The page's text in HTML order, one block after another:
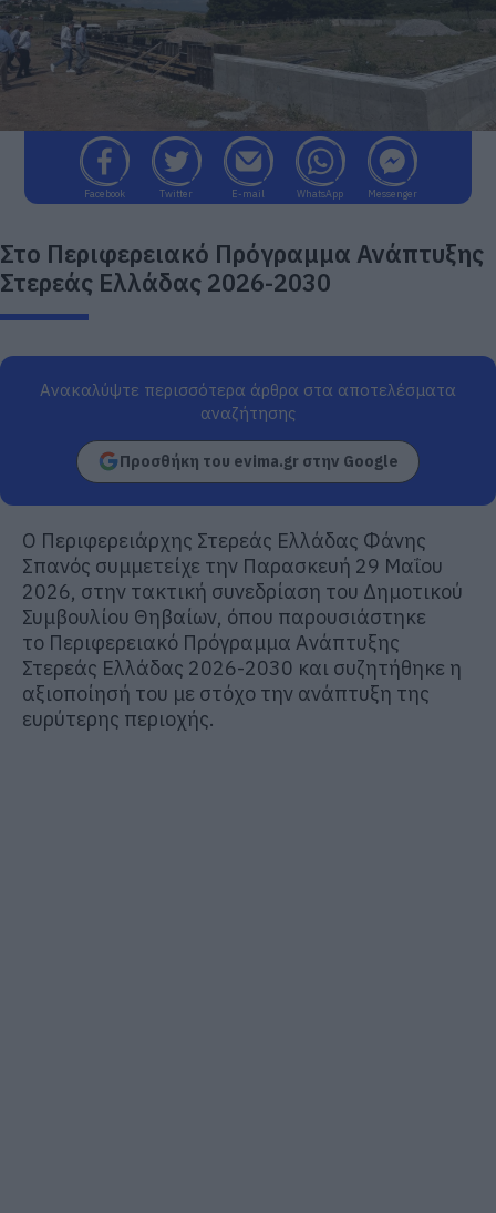
Facebook Twitter E-mail WhatsApp Messenger
Στο Περιφερειακό Πρόγραμμα Ανάπτυξης
Στερεάς Ελλάδας 2026-2030
Ανακαλύψτε περισσότερα άρθρα στα αποτελέσματα
αναζήτησης
Προσθήκη του evima.gr στην Google
Ο Περιφερειάρχης Στερεάς Ελλάδας Φάνης
Σπανός συμμετείχε την Παρασκευή 29 Μαΐου
2026, στην τακτική συνεδρίαση του Δημοτικού
Συμβουλίου Θηβαίων, όπου παρουσιάστηκε
το Περιφερειακό Πρόγραμμα Ανάπτυξης
Στερεάς Ελλάδας 2026-2030 και συζητήθηκε η
αξιοποίησή του με στόχο την ανάπτυξη της
ευρύτερης περιοχής.